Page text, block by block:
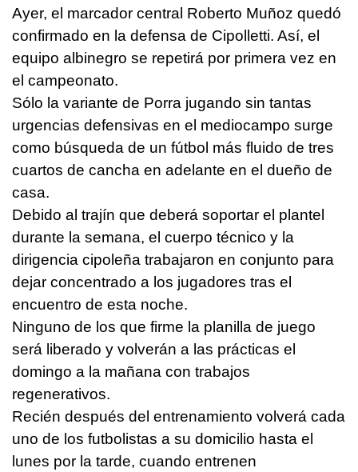
Ayer, el marcador central Roberto Muñoz quedó
confirmado en la defensa de Cipolletti. Así, el
equipo albinegro se repetirá por primera vez en
el campeonato.
Sólo la variante de Porra jugando sin tantas
urgencias defensivas en el mediocampo surge
como búsqueda de un fútbol más fluido de tres
cuartos de cancha en adelante en el dueño de
casa.
Debido al trajín que deberá soportar el plantel
durante la semana, el cuerpo técnico y la
dirigencia cipoleña trabajaron en conjunto para
dejar concentrado a los jugadores tras el
encuentro de esta noche.
Ninguno de los que firme la planilla de juego
será liberado y volverán a las prácticas el
domingo a la mañana con trabajos
regenerativos.
Recién después del entrenamiento volverá cada
uno de los futbolistas a su domicilio hasta el
lunes por la tarde, cuando entrenen